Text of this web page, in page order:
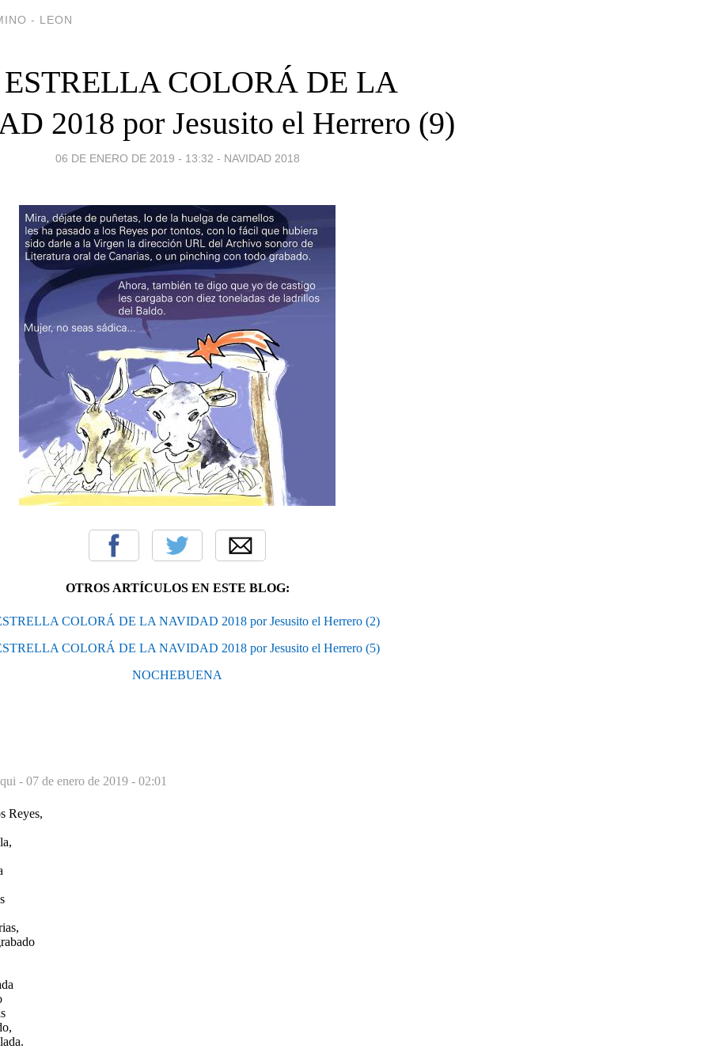
- LEON
COLORÁ DE LA
2018 por Jesusito el Herrero (9)
06 DE ENERO DE 2019 - 13:32 - NAVIDAD 2018
OTROS ARTÍCULOS EN ESTE BLOG:
COLORÁ DE LA NAVIDAD 2018 por Jesusito el Herrero (2)
COLORÁ DE LA NAVIDAD 2018 por Jesusito el Herrero (5)
NOCHEBUENA
- 07 de enero de 2019 - 02:01
Reyes,